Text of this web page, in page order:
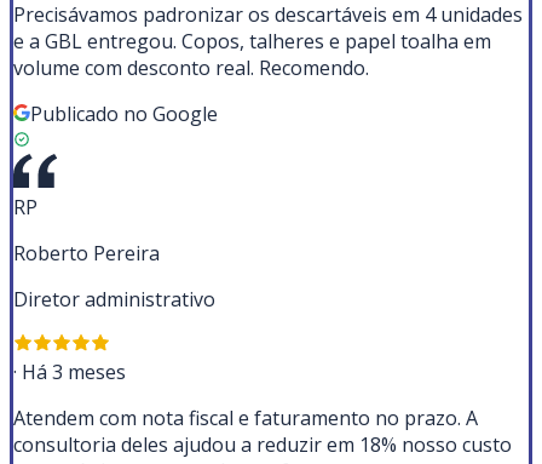
Precisávamos padronizar os descartáveis em 4 unidades
e a GBL entregou. Copos, talheres e papel toalha em
volume com desconto real. Recomendo.
Publicado no Google
RP
Roberto Pereira
Diretor administrativo
· Há 3 meses
Atendem com nota fiscal e faturamento no prazo. A
consultoria deles ajudou a reduzir em 18% nosso custo